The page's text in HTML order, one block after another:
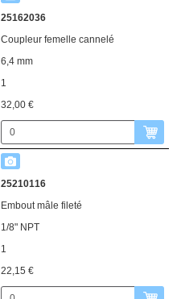
25162036
Coupleur femelle cannelé
6,4 mm
1
32,00 €
25210116
Embout mâle fileté
1/8" NPT
1
22,15 €